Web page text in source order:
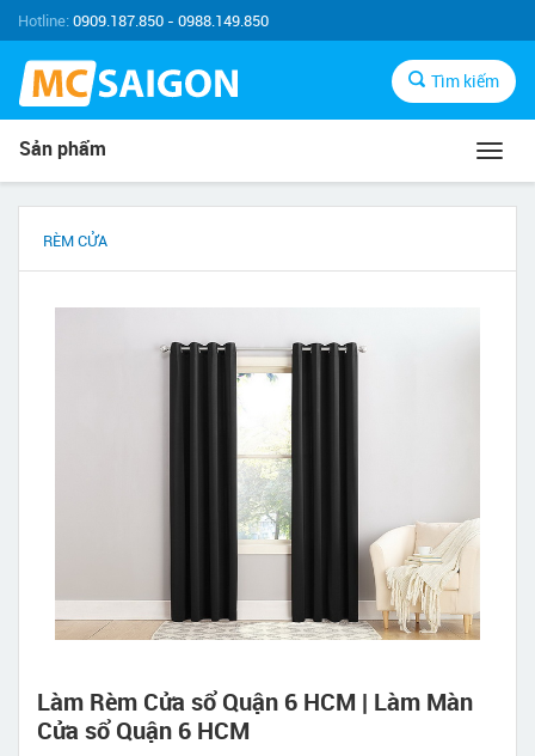
Hotline:0909.187.850 - 0988.149.850
Tìm kiếm
Sản phẩm
RÈM CỬA
Làm Rèm Cửa sổ Quận 6 HCM | Làm Màn
Cửa sổ Quận 6 HCM